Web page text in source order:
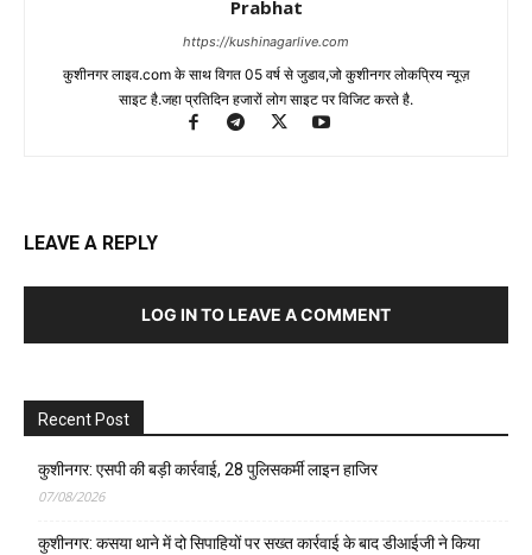
Prabhat
https://kushinagarlive.com
कुशीनगर लाइव.com के साथ विगत 05 वर्ष से जुडाव,जो कुशीनगर लोकप्रिय न्यूज़
साइट है.जहा प्रतिदिन हजारों लोग साइट पर विजिट करते है.
LEAVE A REPLY
LOG IN TO LEAVE A COMMENT
Recent Post
कुशीनगर: एसपी की बड़ी कार्रवाई, 28 पुलिसकर्मी लाइन हाजिर
07/08/2026
कुशीनगर: कसया थाने में दो सिपाहियों पर सख्त कार्रवाई के बाद डीआईजी ने किया